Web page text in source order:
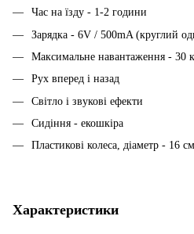
Час на їзду - 1-2 години
Зарядка - 6V / 500mA (круглий
Максимальне навантаження - 30
Рух вперед і назад
Світло і звукові ефекти
Сидіння - екошкіра
Пластикові колеса, діаметр - 16
Характеристики